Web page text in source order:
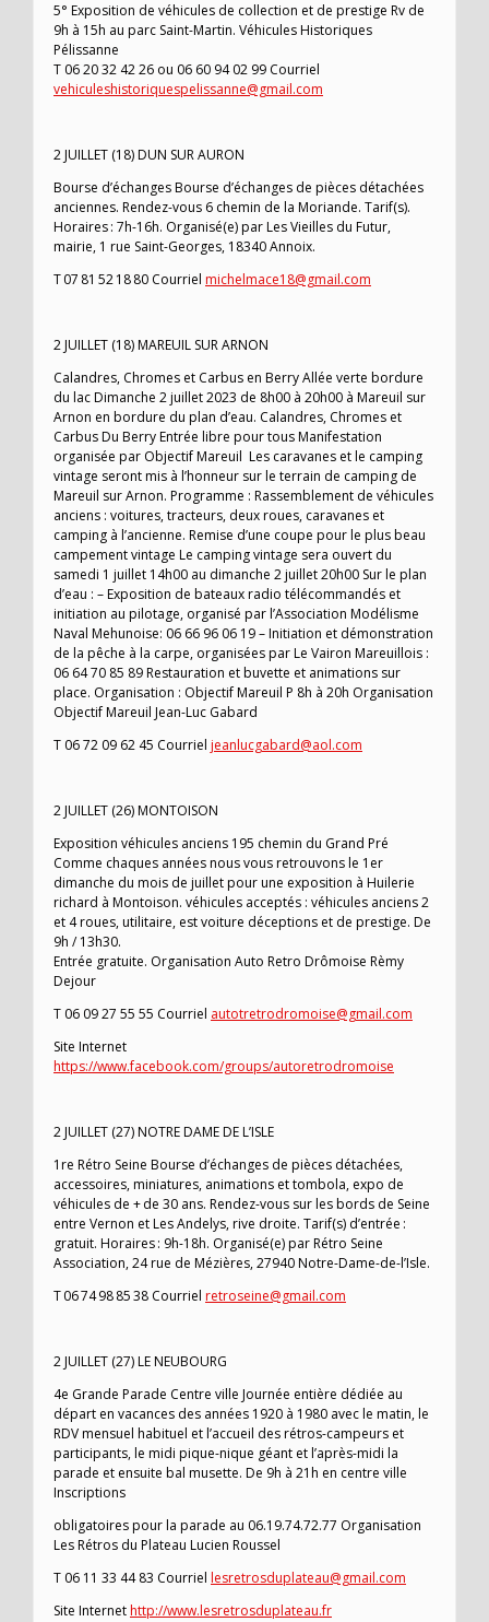
5° Exposition de véhicules de collection et de prestige Rv de
9h à 15h au parc Saint-Martin. Véhicules Historiques
Pélissanne
T 06 20 32 42 26 ou 06 60 94 02 99 Courriel
vehiculeshistoriquespelissanne@gmail.com
2 JUILLET (18) DUN SUR AURON
Bourse d’échanges Bourse d’échanges de pièces détachées
anciennes. Rendez-vous 6 chemin de la Moriande. Tarif(s).
Horaires : 7h-16h. Organisé(e) par Les Vieilles du Futur,
mairie, 1 rue Saint-Georges, 18340 Annoix.
T 07 81 52 18 80 Courriel michelmace18@gmail.com
2 JUILLET (18) MAREUIL SUR ARNON
Calandres, Chromes et Carbus en Berry Allée verte bordure
du lac Dimanche 2 juillet 2023 de 8h00 à 20h00 à Mareuil sur
Arnon en bordure du plan d’eau. Calandres, Chromes et
Carbus Du Berry Entrée libre pour tous Manifestation
organisée par Objectif Mareuil Les caravanes et le camping
vintage seront mis à l’honneur sur le terrain de camping de
Mareuil sur Arnon. Programme : Rassemblement de véhicules
anciens : voitures, tracteurs, deux roues, caravanes et
camping à l’ancienne. Remise d’une coupe pour le plus beau
campement vintage Le camping vintage sera ouvert du
samedi 1 juillet 14h00 au dimanche 2 juillet 20h00 Sur le plan
d’eau : – Exposition de bateaux radio télécommandés et
initiation au pilotage, organisé par l’Association Modélisme
Naval Mehunoise: 06 66 96 06 19 – Initiation et démonstration
de la pêche à la carpe, organisées par Le Vairon Mareuillois :
06 64 70 85 89 Restauration et buvette et animations sur
place. Organisation : Objectif Mareuil P 8h à 20h Organisation
Objectif Mareuil Jean-Luc Gabard
T 06 72 09 62 45 Courriel jeanlucgabard@aol.com
2 JUILLET (26) MONTOISON
Exposition véhicules anciens 195 chemin du Grand Pré
Comme chaques années nous vous retrouvons le 1er
dimanche du mois de juillet pour une exposition à Huilerie
richard à Montoison. véhicules acceptés : véhicules anciens 2
et 4 roues, utilitaire, est voiture déceptions et de prestige. De
9h / 13h30.
Entrée gratuite. Organisation Auto Retro Drômoise Rèmy
Dejour
T 06 09 27 55 55 Courriel autotretrodromoise@gmail.com
Site Internet
https://www.facebook.com/groups/autoretrodromoise
2 JUILLET (27) NOTRE DAME DE L’ISLE
1re Rétro Seine Bourse d’échanges de pièces détachées,
accessoires, miniatures, animations et tombola, expo de
véhicules de + de 30 ans. Rendez-vous sur les bords de Seine
entre Vernon et Les Andelys, rive droite. Tarif(s) d’entrée :
gratuit. Horaires : 9h-18h. Organisé(e) par Rétro Seine
Association, 24 rue de Mézières, 27940 Notre-Dame-de-l’Isle.
T 06 74 98 85 38 Courriel retroseine@gmail.com
2 JUILLET (27) LE NEUBOURG
4e Grande Parade Centre ville Journée entière dédiée au
départ en vacances des années 1920 à 1980 avec le matin, le
RDV mensuel habituel et l’accueil des rétros-campeurs et
participants, le midi pique-nique géant et l’après-midi la
parade et ensuite bal musette. De 9h à 21h en centre ville
Inscriptions
obligatoires pour la parade au 06.19.74.72.77 Organisation
Les Rétros du Plateau Lucien Roussel
T 06 11 33 44 83 Courriel lesretrosduplateau@gmail.com
Site Internethttp://www.lesretrosduplateau.fr